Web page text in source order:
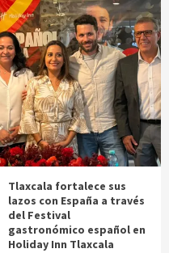
Tlaxcala fortalece sus
lazos con España a través
del Festival
gastronómico español en
Holiday Inn Tlaxcala